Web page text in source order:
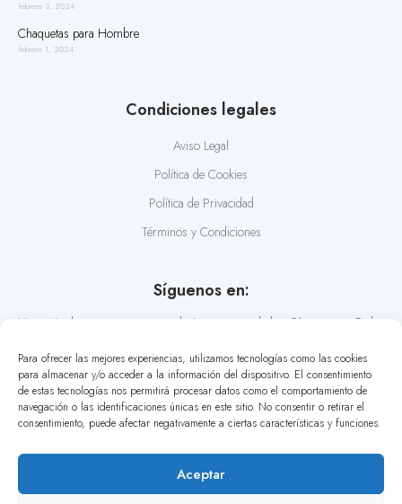
Para ofrecer las mejores experiencias, utilizamos tecnologías como las cookies
para almacenar y/o acceder a la información del dispositivo. El consentimiento
de estas tecnologías nos permitirá procesar datos como el comportamiento de
navegación o las identificaciones únicas en este sitio. No consentir o retirar el
consentimiento, puede afectar negativamente a ciertas características y funciones.
Aceptar
febrero 3, 2024
Chaquetas para Hombre
febrero 1, 2024
Condiciones legales
Aviso Legal
Política de Cookies
Política de Privacidad
Términos y Condiciones
Síguenos en:
No te pierdas nuestras recomendaciones y novedades. Síguenos en Redes
© Urban Button 2026. Todos los derechos reservados. | Design by